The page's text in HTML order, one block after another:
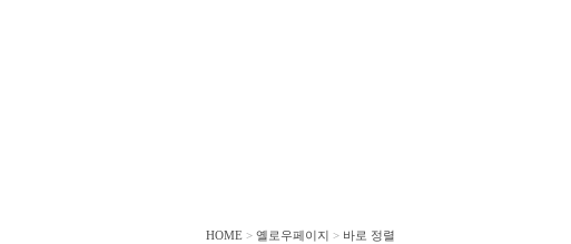
HOME > 옐로우페이지 > 바로 정렬